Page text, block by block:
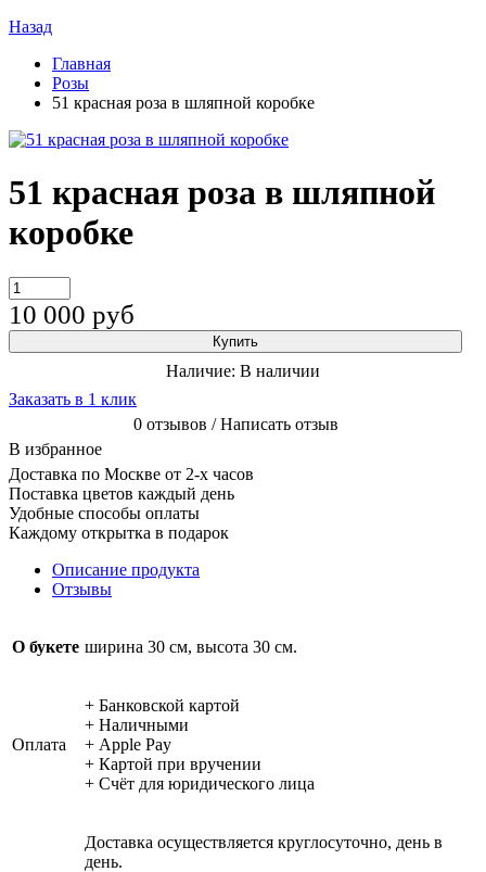
Назад
Главная
Розы
51 красная роза в шляпной коробке
51 красная роза в шляпной
коробке
10 000 руб
Купить
Наличие: В наличии
Заказать в 1 клик
0 отзывов / Написать отзыв
В избранное
Доставка по Москве от 2-х часов
Поставка цветов каждый день
Удобные способы оплаты
Каждому открытка в подарок
Описание продукта
Отзывы
О букете ширина 30 см, высота 30 см.
Оплата
+ Банковской картой
+ Наличными
+ Apple Pay
+ Картой при вручении
+ Счёт для юридического лица
Доставка осуществляется круглосуточно, день в
день.